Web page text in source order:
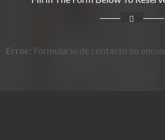
Error: Formulario de contacto no